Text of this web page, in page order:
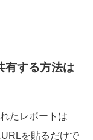
有する方法は
たレポートは
を貼るだけで